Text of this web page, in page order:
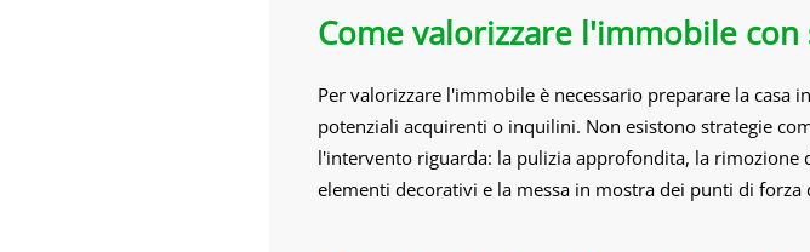
Come valorizzare l'immobile
Per valorizzare l'immobile è necessario preparare la
potenziali acquirenti o inquilini. Non esistono strategie
l'intervento riguarda: la pulizia approfondita, la
elementi decorativi e la messa in mostra dei punti di forza